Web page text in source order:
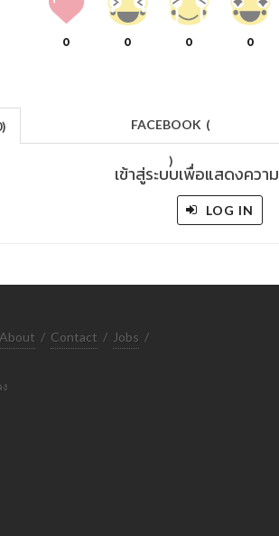
0 0 0 0
FACEBOOK (
)
เข้าสู่ระบบเพื่อแสดงควา
LOG IN
About / Contact / Jobs /